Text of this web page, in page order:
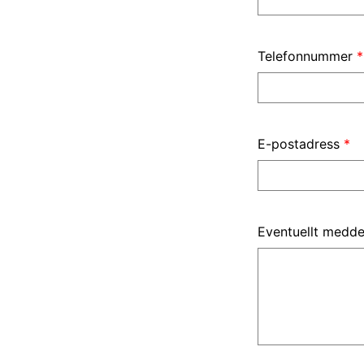
Telefonnummer *
E-postadress *
Eventuellt